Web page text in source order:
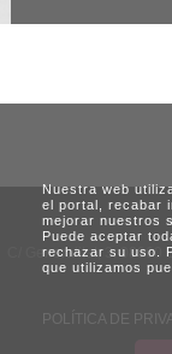
C/ Generalitat, 3.
POLÍTICA DE
Nuestra web
el portal, recabar
mejorar nuestros
Puede aceptar
rechazar su uso.
que utilizamos